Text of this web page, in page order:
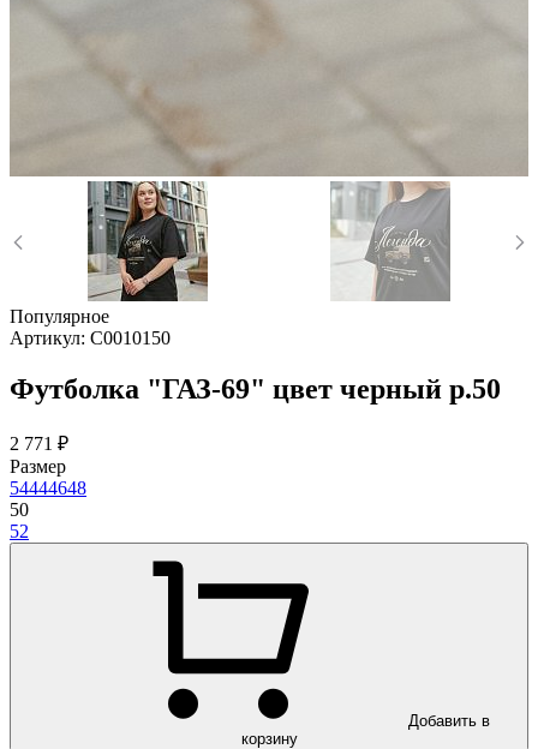
Популярное
Артикул: C0010150
Футболка "ГАЗ-69" цвет черный р.50
2 771 ₽
Размер
54444648
50
52
Добавить в
корзину